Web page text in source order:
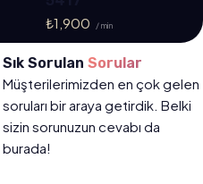
₺1,900 / min
Sık Sorulan Sorular
Müşterilerimizden en çok gelen
soruları bir araya getirdik. Belki
sizin sorunuzun cevabı da
burada!